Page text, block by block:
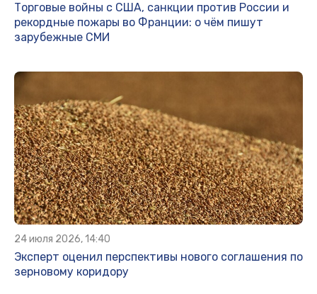
Торговые войны с США, санкции против России и
рекордные пожары во Франции: о чём пишут
зарубежные СМИ
24 июля 2026, 14:40
Эксперт оценил перспективы нового соглашения по
зерновому коридору